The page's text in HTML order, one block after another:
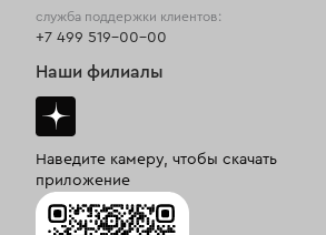
служба поддержки клиентов:
+7 499 519-00-00
Наши филиалы
Наведите камеру, чтобы скачать
приложение